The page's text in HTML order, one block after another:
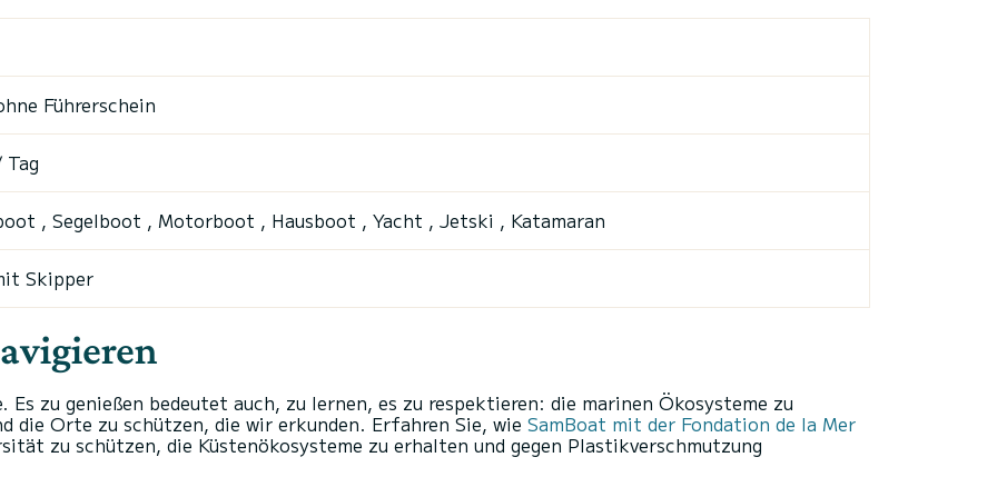
Führerschein
, Segelboot , Motorboot , Hausboot , Yacht , Jetski , Katamaran
Skipper
zu genießen bedeutet auch, zu lernen, es zu respektieren: die marinen Ökosysteme zu
die Orte zu schützen, die wir erkunden. Erfahren Sie, wie SamBoat mit der Fondation de la Mer
zu schützen, die Küstenökosysteme zu erhalten und gegen Plastikverschmutzung